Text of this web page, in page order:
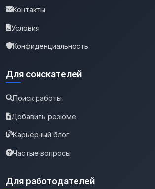
Контакты
Условия
Конфиденциальность
Для соискателей
Поиск работы
Добавить резюме
Карьерный блог
Частые вопросы
Для работодателей